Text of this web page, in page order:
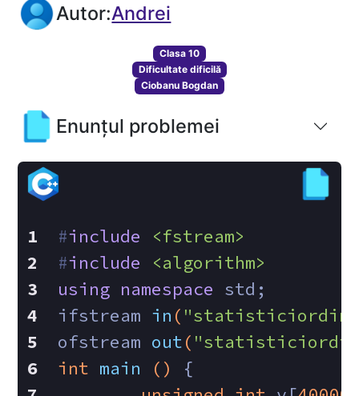
Autor:Andrei
Clasa 10
Dificultate dificilă
Ciobanu Bogdan
Enunțul problemei
#include
<fstream>
#include
<algorithm>
using namespace std;
ifstream in (
ofstream out(
int main ()
{